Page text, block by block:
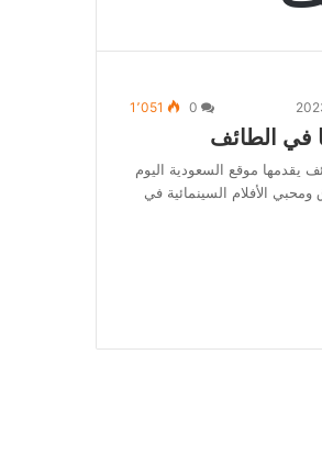
1٬051
في الطائف
يقدمها موقع السعودية اليوم
الأفلام السينمائية في